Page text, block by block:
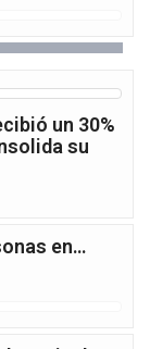
un 30%
su
en…